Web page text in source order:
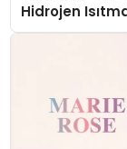
Hidrojen
Düzenleyici